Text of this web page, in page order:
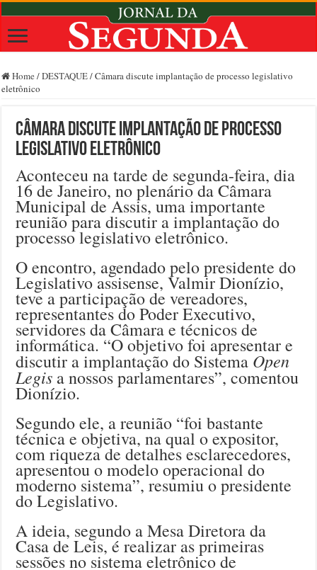
Home /DESTAQUE/Câmara discute implantação de processo legislativo
eletrônico
Câmara discute implantação de processo
legislativo eletrônico
Aconteceu na tarde de segunda-feira, dia
16 de Janeiro, no plenário da Câmara
Municipal de Assis, uma importante
reunião para discutir a implantação do
processo legislativo eletrônico.
O encontro, agendado pelo presidente do
Legislativo assisense, Valmir Dionízio,
teve a participação de vereadores,
representantes do Poder Executivo,
servidores da Câmara e técnicos de
informática. “O objetivo foi apresentar e
discutir a implantação do Sistema Open
Legis a nossos parlamentares”, comentou
Dionízio.
Segundo ele, a reunião “foi bastante
técnica e objetiva, na qual o expositor,
com riqueza de detalhes esclarecedores,
apresentou o modelo operacional do
moderno sistema”, resumiu o presidente
do Legislativo.
A ideia, segundo a Mesa Diretora da
Casa de Leis, é realizar as primeiras
sessões no sistema eletrônico de